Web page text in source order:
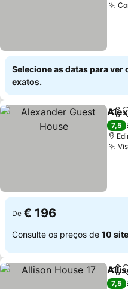
Selecione as datas para ver
exatos.
7,5
De € 196
Consulte os preços de 10
7,5